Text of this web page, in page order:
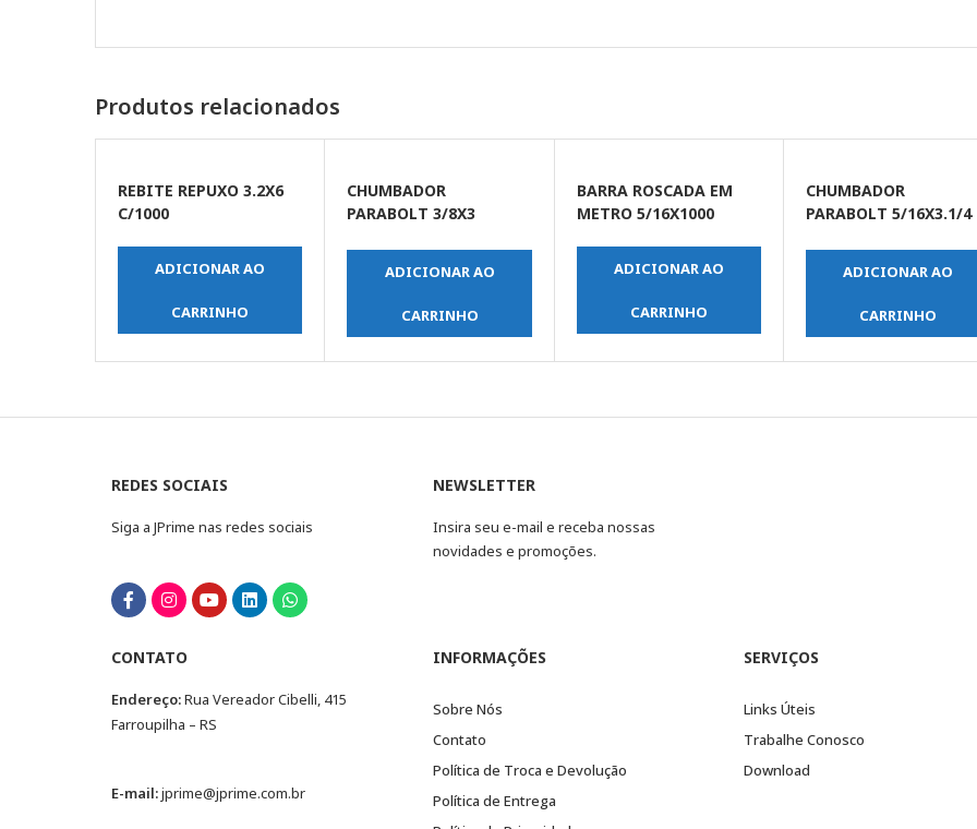
Produtos relacionados
REBITE REPUXO 3.2X6
C/1000
ADICIONAR AO
CARRINHO
CHUMBADOR
PARABOLT 3/8X3
ADICIONAR AO
CARRINHO
BARRA ROSCADA EM
METRO 5/16X1000
ADICIONAR AO
CARRINHO
CHUMBADOR
PARABOLT 5/16X3.1/4
ADICIONAR AO
CARRINHO
REDES SOCIAIS
Siga a JPrime nas redes sociais
NEWSLETTER
Insira seu e-mail e receba nossas
novidades e promoções.
CONTATO
Endereço:Rua Vereador Cibelli, 415
Farroupilha – RS
E-mail:jprime@jprime.com.br
INFORMAÇÕES
Sobre Nós
Contato
Política de Troca e Devolução
Política de Entrega
SERVIÇOS
Links Úteis
Trabalhe Conosco
Download